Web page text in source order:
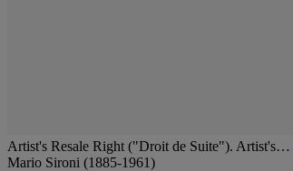
Artist's Resale Right ("Droit de Suite"). Artist's…
Mario Sironi (1885-1961)